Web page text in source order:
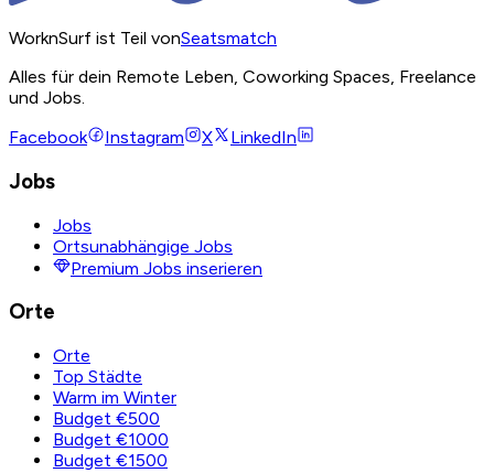
WorknSurf ist Teil vonSeatsmatch
Alles für dein Remote Leben, Coworking Spaces, Freelance
und Jobs.
Facebook
Instagram X LinkedIn
Jobs
Jobs
Ortsunabhängige Jobs
Premium Jobs inserieren
Orte
Orte
Top Städte
Warm im Winter
Budget €500
Budget €1000
Budget €1500